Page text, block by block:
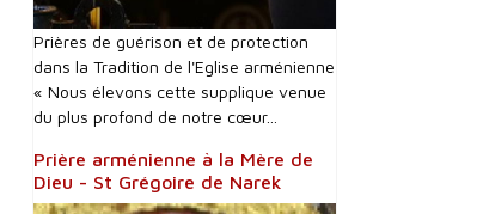
Prières de guérison et de protection
dans la Tradition de l'Eglise arménienne
« Nous élevons cette supplique venue
du plus profond de notre cœur...
Prière arménienne à la Mère de
Dieu - St Grégoire de Narek